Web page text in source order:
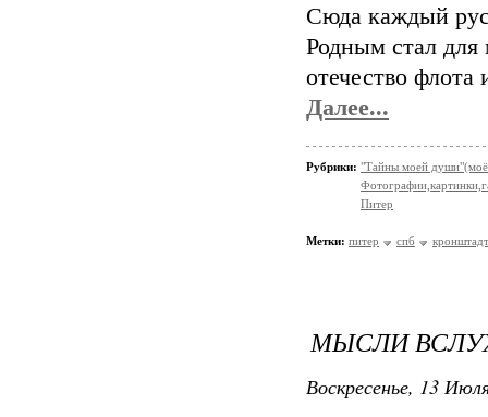
Сюда каждый
Родным стал
отечество флота
Далее...
Рубрики: "Тайны моей души"(моё
Питер
Метки: питер спб кронштадт
МЫСЛИ
Воскресенье, 13